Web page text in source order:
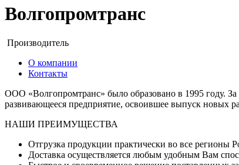
Волгопромтранс
Производитель
О компании
Контакты
ООО «Волгопромтранс» было образовано в 1995 году.
развивающееся предприятие, освоившее выпуск новых
НАШИ ПРЕИМУЩЕСТВА
Отгрузка продукции практически во все регионы
Доставка осуществляется любым удобным Вам